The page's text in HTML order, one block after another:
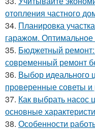
отопления частного
34. Планировка
гаражом.
35. Бюджетный ремонт:
современный ремонт
36. Выбор идеального
проверенные советы
37. Как выбрать насос
основные
38. Особенности